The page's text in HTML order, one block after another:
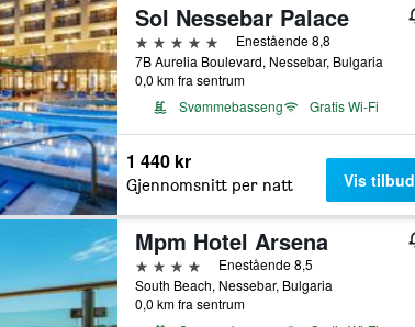
Sol Nessebar Palace
5 stjerner
Enestående 8,8
7B Aurelia Boulevard, Nessebar, Bulgaria
0,0 km fra sentrum
Svømmebasseng
Gratis Wi-Fi
1 440 kr
Gjennomsnitt per natt Vis tilbud
Mpm Hotel Arsena
4 stjerner
Enestående 8,5
South Beach, Nessebar, Bulgaria
0,0 km fra sentrum